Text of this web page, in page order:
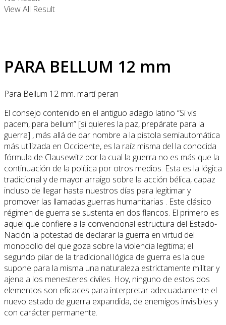
View All Result
PARA BELLUM 12 mm
Para Bellum 12 mm. martí peran
El consejo contenido en el antiguo adagio latino “Si vis
pacem, para bellum” [si quieres la paz, prepárate para la
guerra] , más allá de dar nombre a la pistola semiautomática
más utilizada en Occidente, es la raíz misma del la conocida
fórmula de Clausewitz por la cual la guerra no es más que la
continuación de la política por otros medios. Esta es la lógica
tradicional y de mayor arraigo sobre la acción bélica, capaz
incluso de llegar hasta nuestros días para legitimar y
promover las llamadas guerras humanitarias . Este clásico
régimen de guerra se sustenta en dos flancos. El primero es
aquel que confiere a la convencional estructura del Estado-
Nación la potestad de declarar la guerra en virtud del
monopolio del que goza sobre la violencia legitima; el
segundo pilar de la tradicional lógica de guerra es la que
supone para la misma una naturaleza estrictamente militar y
ajena a los menesteres civiles. Hoy, ninguno de estos dos
elementos son eficaces para interpretar adecuadamente el
nuevo estado de guerra expandida, de enemigos invisibles y
con carácter permanente.